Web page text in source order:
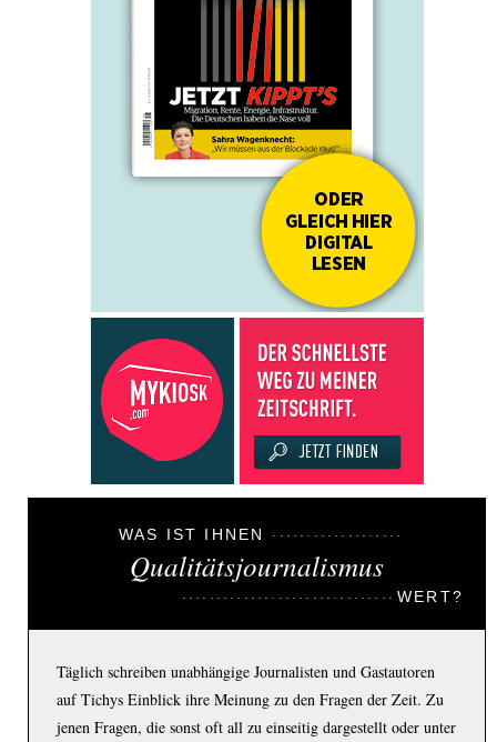
WAS IST IHNEN
Qualitätsjournalismus
WERT?
Täglich schreiben unabhängige Journalisten und Gastautoren
auf Tichys Einblick ihre Meinung zu den Fragen der Zeit. Zu
jenen Fragen, die sonst oft all zu einseitig dargestellt oder unter